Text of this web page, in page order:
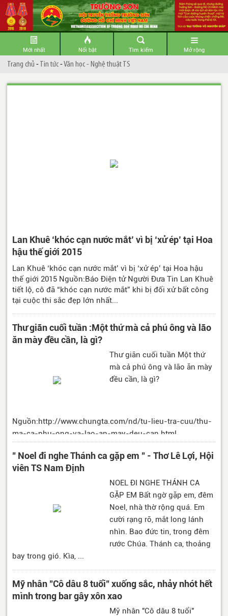
Mới nhất Nổi bật Tìm kiếm Mở rộng
Trang chủ -Tin tức-Văn học - Nghệ thuật TS
Lan Khuê ‘khóc cạn nước mắt’ vì bị ‘xử ép’ tại Hoa
hậu thế giới 2015
Lan Khuê ‘khóc cạn nước mắt’ vì bị ‘xử ép’ tại Hoa hậu
thế giới 2015 Nguồn:Báo Điện tử Người Đưa Tin Lan Khuê
tiết lộ, cô đã “khóc cạn nước mắt” khi bị đối xử bất công
tại cuộc thi sắc đẹp lớn nhất...
Thư giãn cuối tuần :Một thứ mà cả phú ông và lão
ăn mày đều cần, là gì?
Thư giãn cuối tuần Một thứ
mà cả phú ông và lão ăn mày
đều cần, là gì?
Nguồn:http://www.chungta.com/nd/tu-lieu-tra-cuu/thu-
ma-ca-phu-ong-va-lao-an-may-deu-can.html
" Noel đi nghe Thánh ca gặp em " - Thơ Lê Lợi, Hội
viên TS Nam Định
NOEL ĐI NGHE THÁNH CA
GẶP EM Bất ngờ gặp em, đêm
Noel, nhà thờ rộng quá. Em
cười rạng rỡ, mắt long lánh
nhìn. Bao đức tin, trong đêm
rước Chúa. Thánh ca, thoảng
bay trong gió. Kìa, ...
Mỹ nhân "Cô dâu 8 tuổi" xuống sắc, nhảy nhót hết
mình trong bar gây xôn xao
Mỹ nhân "Cô dâu 8 tuổi"